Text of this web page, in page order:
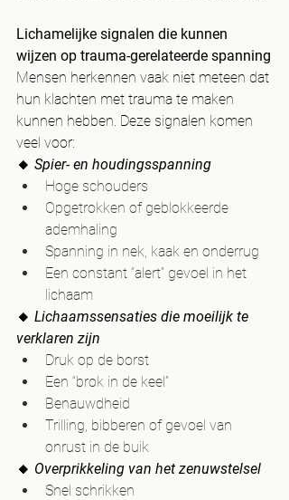
Lichamelijke signalen die kunnen
wijzen op trauma-gerelateerde spanning
Mensen herkennen vaak niet meteen dat
hun klachten met trauma te maken
kunnen hebben. Deze signalen komen
veel voor:
🔸 Spier- en houdingsspanning
Hoge schouders
Opgetrokken of geblokkeerde
ademhaling
Spanning in nek, kaak en onderrug
Een constant “alert” gevoel in het
lichaam
🔸 Lichaamssensaties die moeilijk te
verklaren zijn
Druk op de borst
Een “brok in de keel”
Benauwdheid
Trilling, bibberen of gevoel van
onrust in de buik
🔸 Overprikkeling van het zenuwstelsel
Snel schrikken